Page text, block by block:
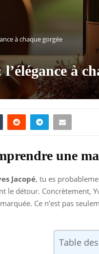
à chaque gorgée
à
une
Jacopé, tu es
le détour. Concrètement,
Ce n’est pas
Table